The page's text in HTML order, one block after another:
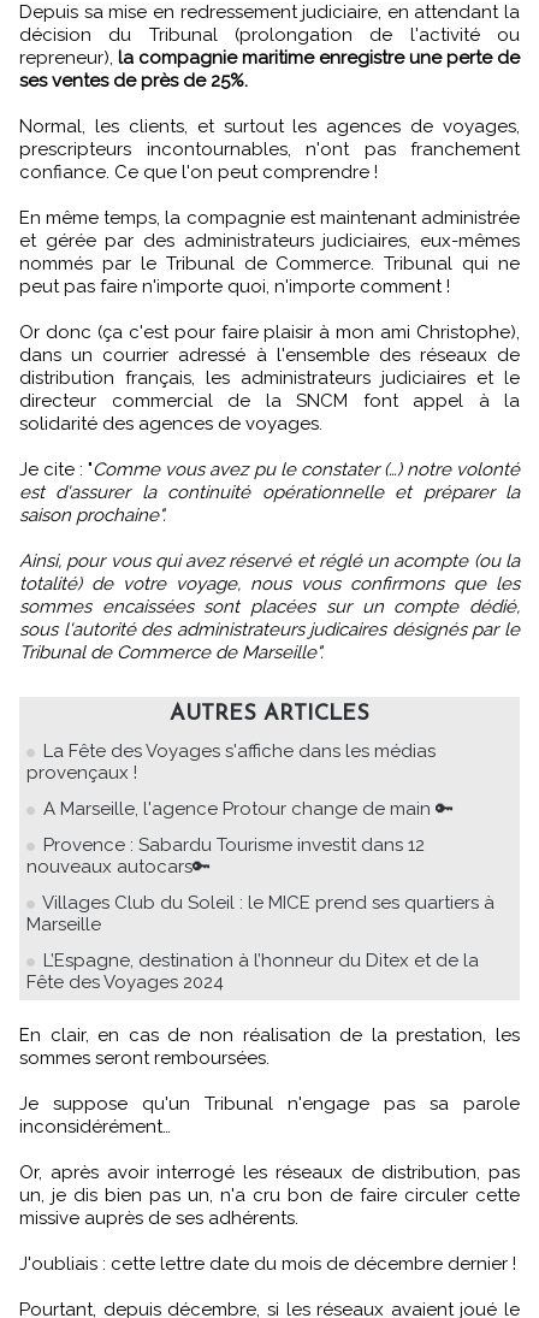
Depuis sa mise en redressement judiciaire, en attendant la
décision du Tribunal (prolongation de l'activité ou
repreneur), la compagnie maritime enregistre une perte de
ses ventes de près de 25%.
Normal, les clients, et surtout les agences de voyages,
prescripteurs incontournables, n'ont pas franchement
confiance. Ce que l'on peut comprendre !
En même temps, la compagnie est maintenant administrée
et gérée par des administrateurs judiciaires, eux-mêmes
nommés par le Tribunal de Commerce. Tribunal qui ne
peut pas faire n'importe quoi, n'importe comment !
Or donc (ça c'est pour faire plaisir à mon ami Christophe),
dans un courrier adressé à l'ensemble des réseaux de
distribution français, les administrateurs judiciaires et le
directeur commercial de la SNCM font appel à la
solidarité des agences de voyages.
Je cite : "Comme vous avez pu le constater (…) notre volonté
est d'assurer la continuité opérationnelle et préparer la
saison prochaine".
Ainsi, pour vous qui avez réservé et réglé un acompte (ou la
totalité) de votre voyage, nous vous confirmons que les
sommes encaissées sont placées sur un compte dédié,
sous l'autorité des administrateurs judicaires désignés par le
Tribunal de Commerce de Marseille".
AUTRES ARTICLES
La Fête des Voyages s'affiche dans les médias
provençaux !
A Marseille, l'agence Protour change de main 🔑
Provence : Sabardu Tourisme investit dans 12
nouveaux autocars🔑
Villages Club du Soleil : le MICE prend ses quartiers à
Marseille
L’Espagne, destination à l’honneur du Ditex et de la
Fête des Voyages 2024
En clair, en cas de non réalisation de la prestation, les
sommes seront remboursées.
Je suppose qu'un Tribunal n'engage pas sa parole
inconsidérément…
Or, après avoir interrogé les réseaux de distribution, pas
un, je dis bien pas un, n'a cru bon de faire circuler cette
missive auprès de ses adhérents.
J'oubliais : cette lettre date du mois de décembre dernier !
Pourtant, depuis décembre, si les réseaux avaient joué le